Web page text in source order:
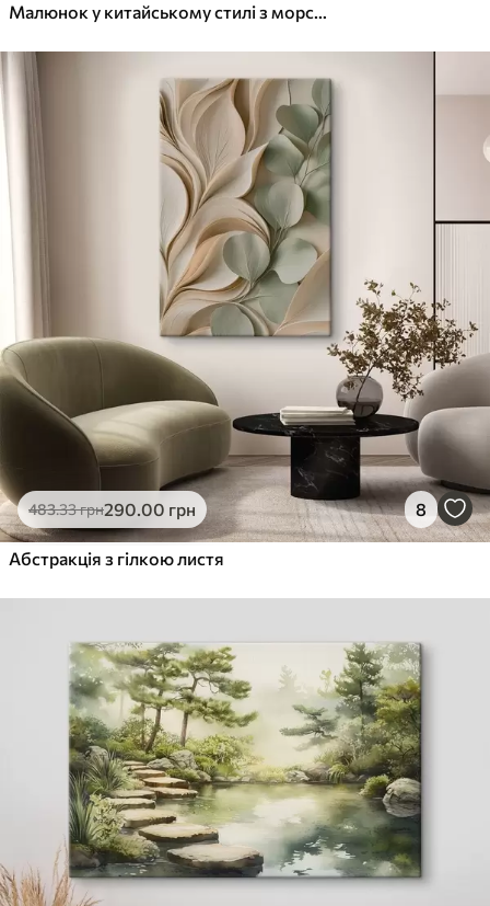
Малюнок у китайському стилі з морськими хвилями та соснами
483.33грн290.00 грн 8
Абстракція з гілкою листя